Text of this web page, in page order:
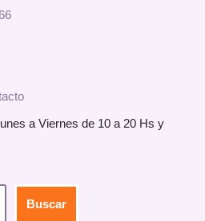
a Viernes de 10 a 20 Hs y
Buscar